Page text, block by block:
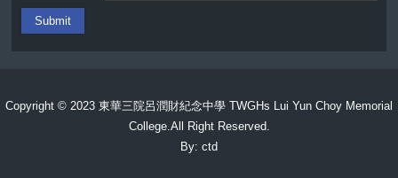
Copyright © 2023 東華三院呂潤財紀念中學 TWGHs Lui Yun Choy Memorial
College.All Right Reserved.
By: ctd